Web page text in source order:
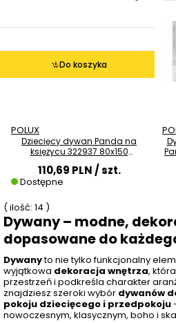
Do koszyka
POLUX
Dziecięcy dywan Panda na
księżycu 322937 80x150
kolorowy
110,69 PLN/ szt.
Dostępne
( ilość: 14 )
Dywany – modne,
dopasowane do
Dywanyto nie tylko funkcjonalny
wyjątkowa dekoracja wnętrza,
przestrzeń i podkreśla charakter
znajdziesz szeroki wybór dywanów
pokoju dziecięcego i przedpokoju
nowoczesnym, klasycznym, boho i